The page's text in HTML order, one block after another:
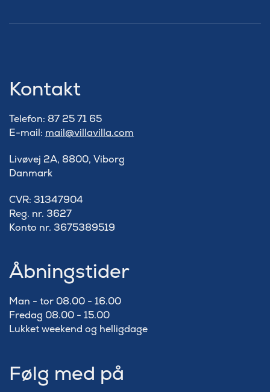
Kontakt
Telefon: 87 25 71 65
E-mail: mail@villavilla.com
Livøvej 2A, 8800, Viborg
Danmark
​CVR: 31347904
Reg. nr. 3627
Konto nr. 3675389519
Åbningstider
Man - tor 08.00 - 16.00
Fredag 08.00 - 15.00
Lukket weekend og helligdage
Følg med på